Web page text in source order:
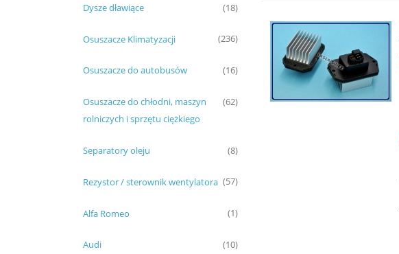
Dysze dławiące (18)
Osuszacze Klimatyzacji (236)
Osuszacze do autobusów (16)
Osuszacze do chłodni, maszyn
rolniczych i sprzętu ciężkiego
(62)
Separatory oleju (8)
Rezystor / sterownik wentylatora (57)
Alfa Romeo (1)
Audi (10)